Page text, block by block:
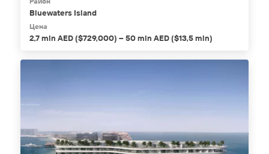
Bluewaters Island
Цена
2,7 mln AED ($729,000) – 50 mln AED ($13,5 mln)